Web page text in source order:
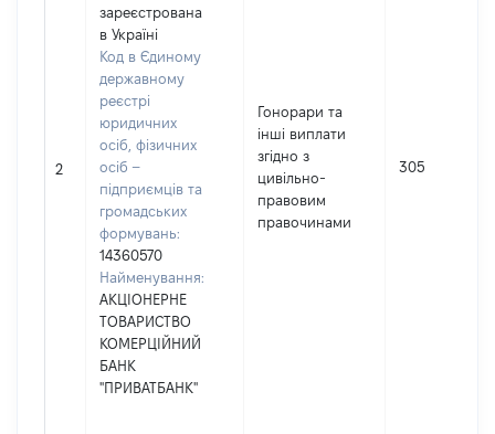
2
зареєстрована
в Україні
Код в Єдиному
державному
реєстрі
юридичних
осіб, фізичних
осіб –
підприємців та
громадських
формувань:
14360570
Найменування:
АКЦІОНЕРНЕ
ТОВАРИСТВО
КОМЕРЦІЙНИЙ
БАНК
"ПРИВАТБАНК"
Гонорари та
інші виплати
згідно з
цивільно-
правовим
правочинами
305